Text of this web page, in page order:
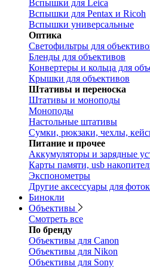
Вспышки для Leica
Вспышки для Pentax и Ricoh
Вспышки универсальные
Оптика
Светофильтры для
Бленды для объективов
Конвертеры и кольца для
Крышки для объективов
Штативы и переноска
Штативы и моноподы
Моноподы
Настольные штативы
Сумки, рюкзаки, чехлы,
Питание и прочее
Аккумуляторы и зарядные
Карты памяти, usb
Экспонометры
Другие аксессуары для
Бинокли
Объективы
Смотреть все
По бренду
Объективы для Canon
Объективы для Nikon
Объективы для Sony